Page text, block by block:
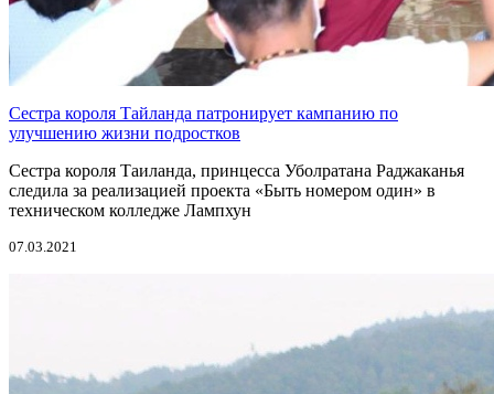
Сестра короля Тайланда патронирует кампанию по
улучшению жизни подростков
Сестра короля Таиланда, принцесса Уболратана Раджаканья
следила за реализацией проекта «Быть номером один» в
техническом колледже Лампхун
07.03.2021